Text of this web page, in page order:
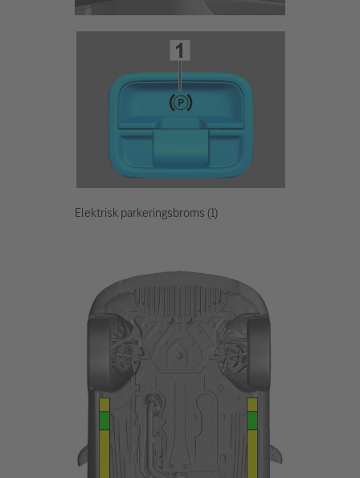
Elektrisk parkeringsbroms (1)